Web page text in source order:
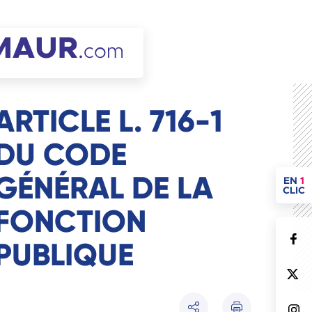
EN 1
CLIC
L. 716-1
CODE
DE LA
Imprimer